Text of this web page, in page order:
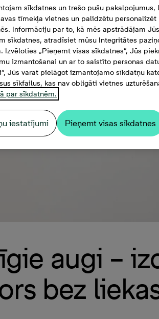
augi –
bez
sīkdatnes un trešo pušu
tīmekļa vietnes un palīdzētu
Informāciju par to, kā mēs apstrādājam
sīkdatnes, atradīsiet mūsu Integritātes
Izvēloties „Pieņemt visas sīkdatnes”, Jūs
izmantošanai un ar to saistīto personas
Jūs varat pielāgot izmantojamo sīkdatņu
sīkfailus, kas nav obligāti vietnes
par sīkdatnēm.
iestatījumi Pieņemt visas sīkdatnes